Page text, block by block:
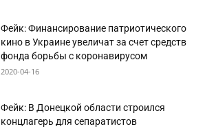
Фейк: Финансирование патриотического
кино в Украине увеличат за счет средств
фонда борьбы с коронавирусом
2020-04-16
Фейк: В Донецкой области строился
концлагерь для сепаратистов